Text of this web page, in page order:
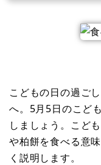
こどもの日の過ご
へ。5月5日のこど
しましょう。こど
や柏餅を食べる意
く説明します。